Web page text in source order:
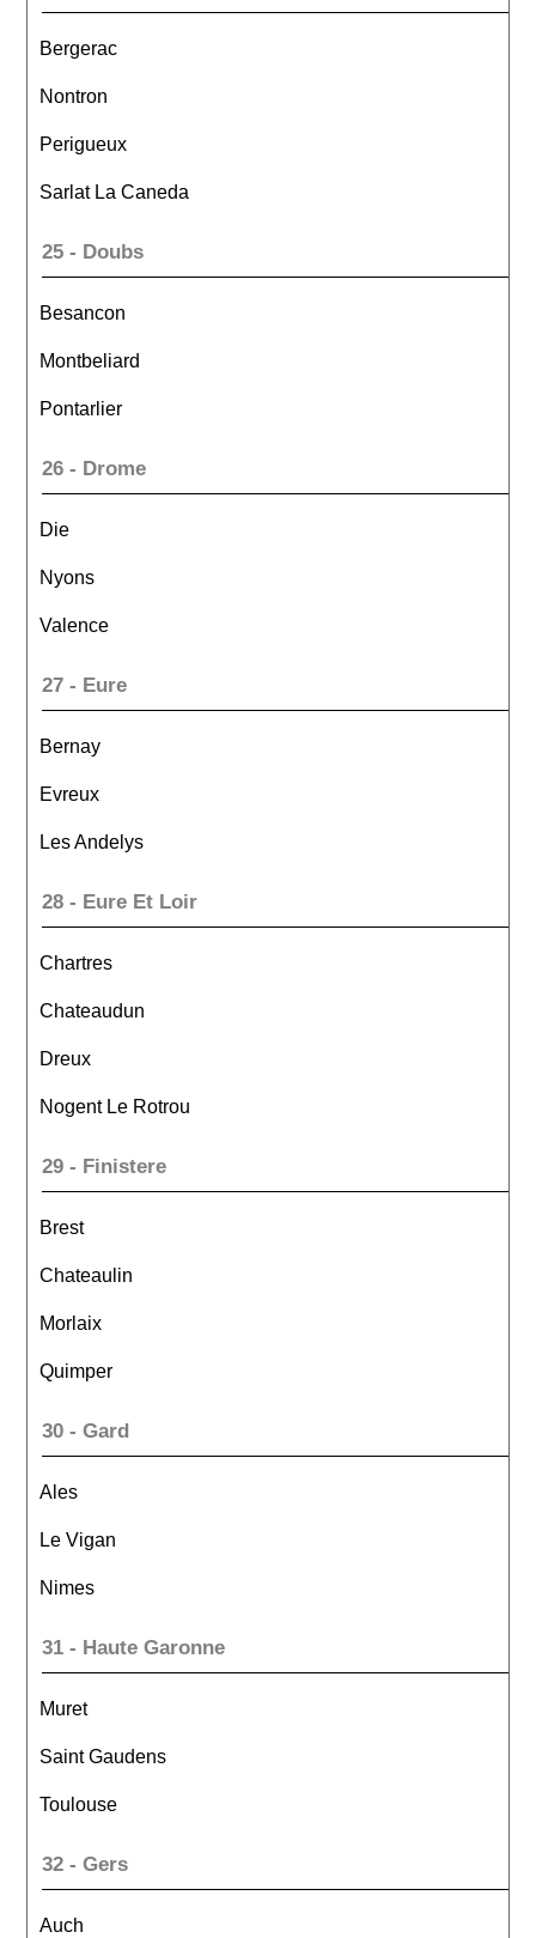
Bergerac
Nontron
Perigueux
Sarlat La Caneda
25 - Doubs
Besancon
Montbeliard
Pontarlier
26 - Drome
Die
Nyons
Valence
27 - Eure
Bernay
Evreux
Les Andelys
28 - Eure Et Loir
Chartres
Chateaudun
Dreux
Nogent Le Rotrou
29 - Finistere
Brest
Chateaulin
Morlaix
Quimper
30 - Gard
Ales
Le Vigan
Nimes
31 - Haute Garonne
Muret
Saint Gaudens
Toulouse
32 - Gers
Auch